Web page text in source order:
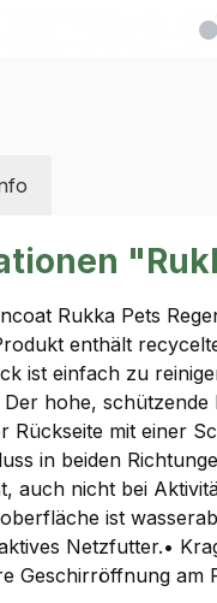
Rukka Pets
enthält
ist einfach zu
hohe,
Rückseite mit einer
in beiden
auch nicht bei
ist
Netzfutter.•
Geschirröffnung am